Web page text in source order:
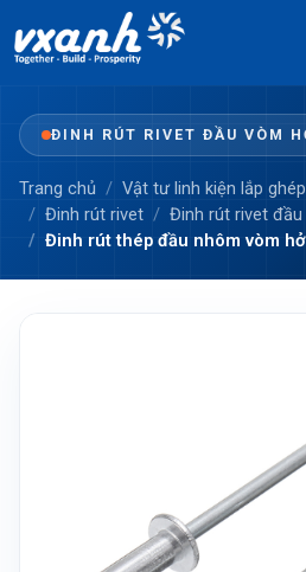
ĐINH RÚT RIVET ĐẦU VÒM
Trang chủ
Vật tư linh kiện lắp
Đinh rút rivet
Đinh rút rivet
Đinh rút thép đầu nhôm vòm